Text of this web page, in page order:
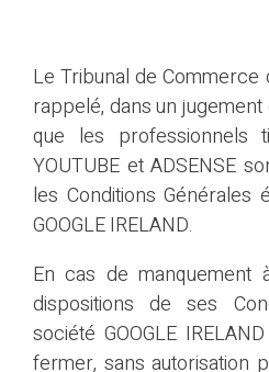
Le Tribunal de
rappelé, dans un
que les professionnels
YOUTUBE et ADSENSE
les Conditions Générales
GOOGLE IRELAND.
En cas de manquement
dispositions de ses
société GOOGLE
fermer, sans autorisation